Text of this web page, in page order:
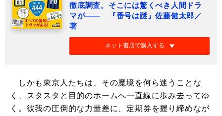
徹底調査。そこには驚くべき人間ドラ
マが―― 『番号は謎』佐藤健太郎／
著
ネット書店で購入する
しかも東京人たちは、その魔境を何ら迷うことな
く、スタスタと目的のホームへ一直線に歩み去ってゆ
く。彼我の圧倒的な力量差に、定期券を握り締めなが